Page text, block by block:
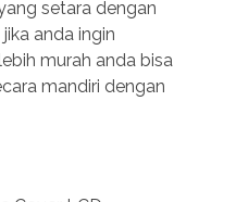
setara dengan
anda ingin
murah anda bisa
mandiri dengan